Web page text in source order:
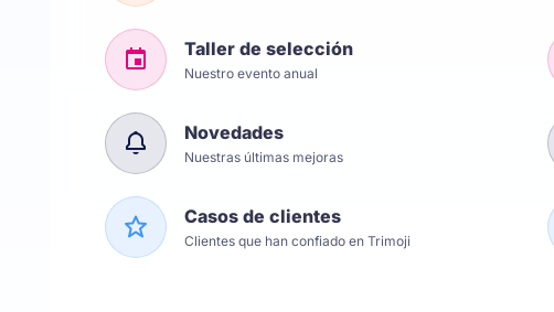
Taller de selección
Nuestro evento anual
Novedades
Nuestras últimas mejoras
Casos de clientes
Clientes que han confiado en Trimoji